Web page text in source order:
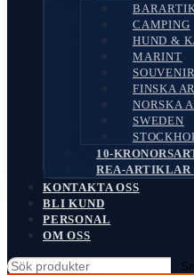
CAMPING
HUND &
MARINT
SOUVENIR
FINSKA
NORSKA
SWEDEN
10-
REA-ARTIKLAR
KONTAKTA OSS
BLI KUND
PERSONAL
OM OSS